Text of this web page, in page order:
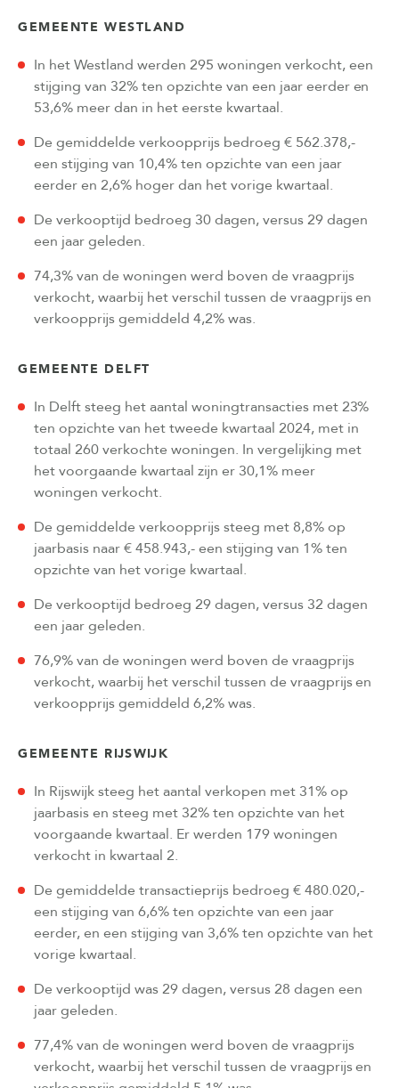
GEMEENTE WESTLAND
In het Westland werden 295 woningen verkocht, een
stijging van 32% ten opzichte van een jaar eerder en
53,6% meer dan in het eerste kwartaal.
De gemiddelde verkoopprijs bedroeg € 562.378,-
een stijging van 10,4% ten opzichte van een jaar
eerder en 2,6% hoger dan het vorige kwartaal.
De verkooptijd bedroeg 30 dagen, versus 29 dagen
een jaar geleden.
74,3% van de woningen werd boven de vraagprijs
verkocht, waarbij het verschil tussen de vraagprijs en
verkoopprijs gemiddeld 4,2% was.
GEMEENTE DELFT
In Delft steeg het aantal woningtransacties met 23%
ten opzichte van het tweede kwartaal 2024, met in
totaal 260 verkochte woningen. In vergelijking met
het voorgaande kwartaal zijn er 30,1% meer
woningen verkocht.
De gemiddelde verkoopprijs steeg met 8,8% op
jaarbasis naar € 458.943,- een stijging van 1% ten
opzichte van het vorige kwartaal.
De verkooptijd bedroeg 29 dagen, versus 32 dagen
een jaar geleden.
76,9% van de woningen werd boven de vraagprijs
verkocht, waarbij het verschil tussen de vraagprijs en
verkoopprijs gemiddeld 6,2% was.
GEMEENTE RIJSWIJK
In Rijswijk steeg het aantal verkopen met 31% op
jaarbasis en steeg met 32% ten opzichte van het
voorgaande kwartaal. Er werden 179 woningen
verkocht in kwartaal 2.
De gemiddelde transactieprijs bedroeg € 480.020,-
een stijging van 6,6% ten opzichte van een jaar
eerder, en een stijging van 3,6% ten opzichte van het
vorige kwartaal.
De verkooptijd was 29 dagen, versus 28 dagen een
jaar geleden.
77,4% van de woningen werd boven de vraagprijs
verkocht, waarbij het verschil tussen de vraagprijs en